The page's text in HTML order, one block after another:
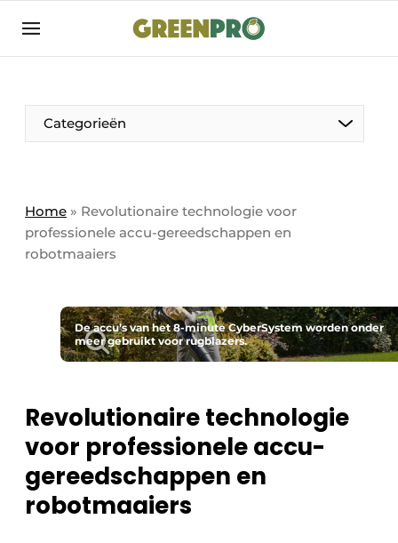
Aanmelden
Bedrijven
Bedrijven
Direct contact
Evenement aanmelden
Meest gelezen
Nieuwsbrief
Privacy / Cookie statement
Vacature aanmelden
Video’s
Categorieën
Home » Revolutionaire technologie voor
professionele accu-gereedschappen en
robotmaaiers
De accu’s van het 8-minute CyberSystem worden onder
meer gebruikt voor rugblazers.
Revolutionaire technologie
voor professionele accu-
gereedschappen en
robotmaaiers